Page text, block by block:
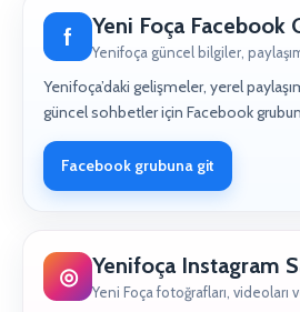
f Yeni Foça Facebook
Yenifoça güncel bilgiler,
Yenifoça’daki gelişmeler, yerel
güncel sohbetler için Facebook
Facebook grubuna git
◎ Yenifoça Instagram
Yeni Foça fotoğrafları, videoları